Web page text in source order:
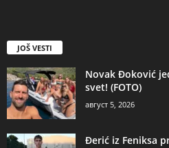
JOŠ VESTI
Novak Đoković
svet! (FOTO)
август 5, 2026
Đerić iz Feniksa